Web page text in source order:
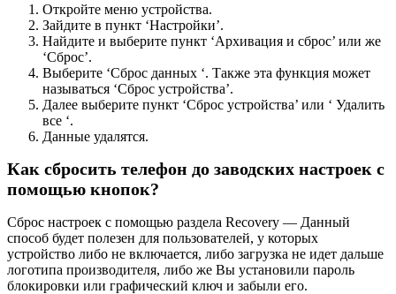
Откройте меню устройства.
Зайдите в пункт ‘Настройки’.
Найдите и выберите пункт ‘Архивация и сброс’ или же
‘Сброс’.
Выберите ‘Сброс данных ‘. Также эта функция может
называться ‘Сброс устройства’.
Далее выберите пункт ‘Сброс устройства’ или ‘ Удалить
все ‘.
Данные удалятся.
Как сбросить телефон до заводских настроек с
помощью кнопок?
Сброс настроек с помощью раздела Recovery — Данный
способ будет полезен для пользователей, у которых
устройство либо не включается, либо загрузка не идет дальше
логотипа производителя, либо же Вы установили пароль
блокировки или графический ключ и забыли его.